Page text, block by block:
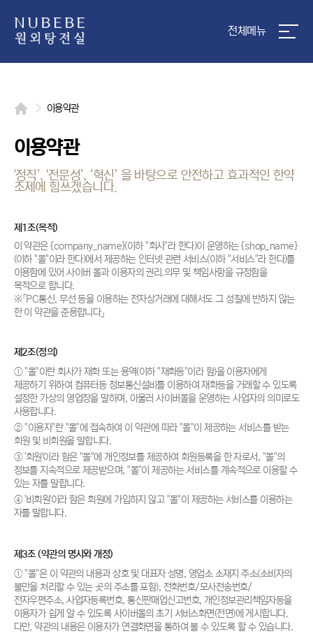
전체메뉴
이용약관
이용약관
'정직’, '전문성’, ‘혁신’ 을 바탕으로 안전하고 효과적인 한약
조제에 힘쓰겠습니다.
제1조(목적)
이 약관은 {company_name}(이하 "회사"라 한다)이 운영하는 {shop_name}
(이하 "몰"이라 한다)에서 제공하는 인터넷 관련 서비스(이하 "서비스"라 한다)를
이용함에 있어 사이버 몰과 이용자의 권리.의무 및 책임사항을 규정함을
목적으로 합니다.
※「PC통신, 무선 등을 이용하는 전자상거래에 대해서도 그 성질에 반하지 않는
한 이 약관을 준용합니다」
제2조(정의)
① "몰"이란 회사가 재화 또는 용역(이하 "재화등"이라 함)을 이용자에게
제공하기 위하여 컴퓨터등 정보통신설비를 이용하여 재화등을 거래할 수 있도록
설정한 가상의 영업장을 말하며, 아울러 사이버몰을 운영하는 사업자의 의미로도
사용합니다.
② "이용자"란 "몰"에 접속하여 이 약관에 따라 "몰"이 제공하는 서비스를 받는
회원 및 비회원을 말합니다.
③ '회원'이라 함은 "몰"에 개인정보를 제공하여 회원등록을 한 자로서, "몰"의
정보를 지속적으로 제공받으며, "몰"이 제공하는 서비스를 계속적으로 이용할 수
있는 자를 말합니다.
④ '비회원'이라 함은 회원에 가입하지 않고 "몰"이 제공하는 서비스를 이용하는
자를 말합니다.
제3조 (약관의 명시와 개정)
① "몰"은 이 약관의 내용과 상호 및 대표자 성명, 영업소 소재지 주소(소비자의
불만을 처리할 수 있는 곳의 주소를 포함), 전화번호/모사전송번호/
전자우편주소, 사업자등록번호, 통신판매업신고번호, 개인정보관리책임자등을
이용자가 쉽게 알 수 있도록 사이버몰의 초기 서비스화면(전면)에 게시합니다.
다만, 약관의 내용은 이용자가 연결화면을 통하여 볼 수 있도록 할 수 있습니다.